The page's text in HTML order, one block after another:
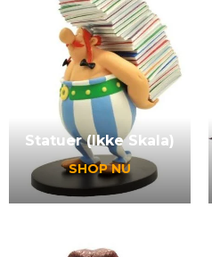
Statuer (Ikke Skala)
SHOP NU